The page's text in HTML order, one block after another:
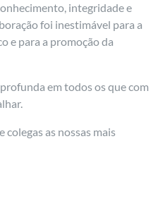
integridade e
foi inestimável para a
e para a promoção da
em todos os que com
colegas as nossas mais